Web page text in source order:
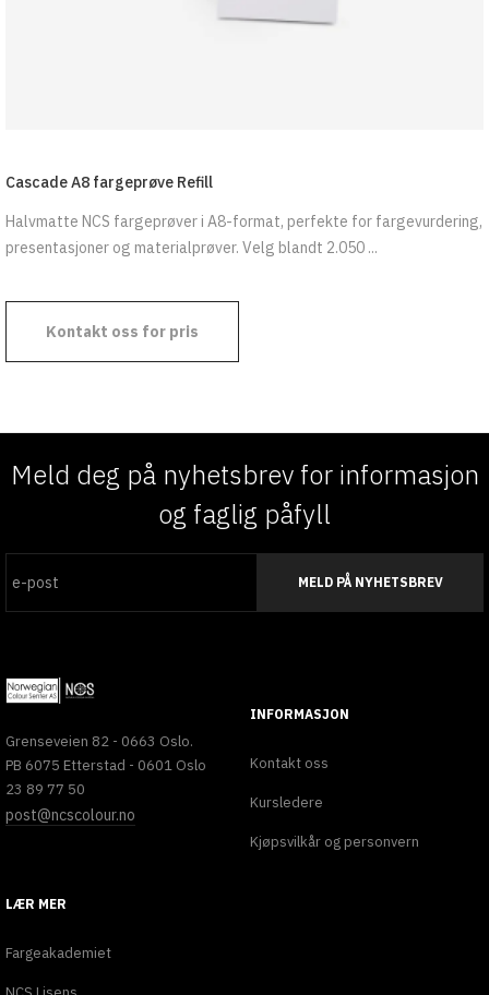
Cascade A8 fargeprøve Refill
Halvmatte NCS fargeprøver i A8-format, perfekte for fargevurdering,
presentasjoner og materialprøver. Velg blandt 2.050 ...
Kontakt oss for pris
Meld deg på nyhetsbrev for informasjon
og faglig påfyll
MELD PÅ NYHETSBREV
Grenseveien 82 - 0663 Oslo.
PB 6075 Etterstad - 0601 Oslo
23 89 77 50
post@ncscolour.no
INFORMASJON
Kontakt oss
Kursledere
Kjøpsvilkår og personvern
LÆR MER
Fargeakademiet